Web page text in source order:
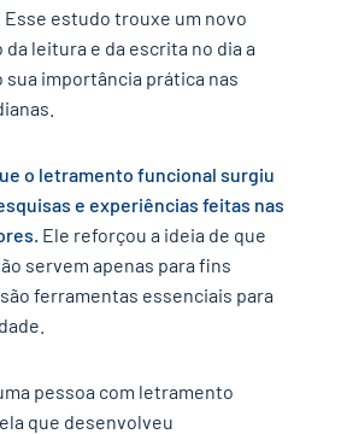
Esse estudo trouxe um novo
da leitura e da escrita no dia a
sua importância prática nas
o letramento funcional surgiu
e experiências feitas nas
Ele reforçou a ideia de que
servem apenas para fins
ferramentas essenciais para
pessoa com letramento
que desenvolveu